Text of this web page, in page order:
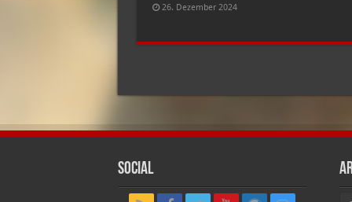
26. Dezember 2024
Social